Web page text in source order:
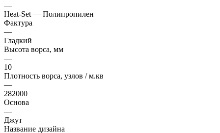
—
Heat-Set — Полипропилен
Фактура
—
Гладкий
Высота ворса, мм
—
10
Плотность ворса, узлов / м.кв
—
282000
Основа
—
Джут
Название дизайна